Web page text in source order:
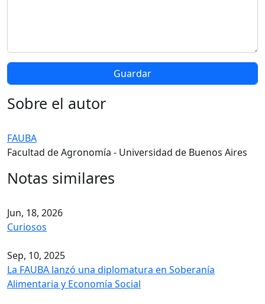
Sobre el autor
FAUBA
Facultad de Agronomía - Universidad de Buenos Aires
Notas similares
Jun, 18, 2026
Curiosos
Sep, 10, 2025
La FAUBA lanzó una diplomatura en Soberanía
Alimentaria y Economía Social